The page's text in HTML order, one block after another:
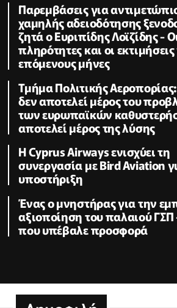
Παρεμβάσεις για
χαμηλής αδειοδότησης
ζητά ο Ευριπίδης Λοϊζίδης -
πληρότητες και οι
επόμενους μήνες
Τμήμα Πολιτικής
δεν αποτελεί μέρος του
των ευρωπαϊκών
αποτελεί μέρος της λύσης
Η Cyprus Airways ενισχύει τη
συνεργασία με Bird Aviation
υποστήριξη
Ένας ο μνηστήρας για την
αξιοποίηση του παλαιού
που υπέβαλε προσφορά